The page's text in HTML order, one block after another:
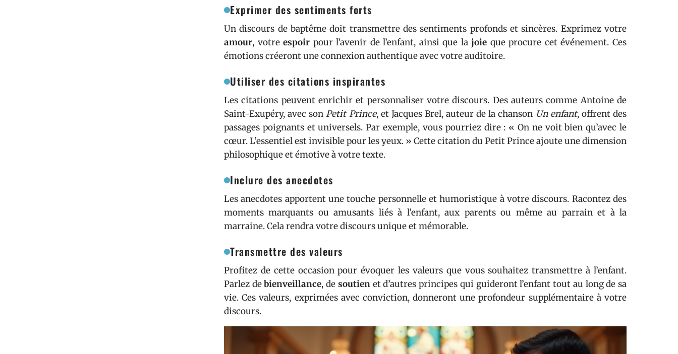
Exprimer des sentiments forts
Un discours de baptême doit transmettre des sentiments profonds et sincères. Exprimez votre
amour, votreespoir pour l’avenir de l’enfant, ainsi que lajoie que procure cet événement. Ces
émotions créeront une connexion authentique avec votre auditoire.
Utiliser des citations inspirantes
Les citations peuvent enrichir et personnaliser votre discours. Des auteurs comme Antoine de
Saint-Exupéry, avec sonPetit Prince, et Jacques Brel, auteur de la chanson Un enfant, offrent des
passages poignants et universels. Par exemple, vous pourriez dire : « On ne voit bien qu’avec le
cœur. L’essentiel est invisible pour les yeux. » Cette citation du Petit Prince ajoute une dimension
philosophique et émotive à votre texte.
Inclure des anecdotes
Les anecdotes apportent une touche personnelle et humoristique à votre discours. Racontez des
moments marquants ou amusants liés à l’enfant, aux parents ou même au parrain et à la
marraine. Cela rendra votre discours unique et mémorable.
Transmettre des valeurs
Profitez de cette occasion pour évoquer les valeurs que vous souhaitez transmettre à l’enfant.
Parlez debienveillance, de soutienet d’autres principes qui guideront l’enfant tout au long de sa
vie. Ces valeurs, exprimées avec conviction, donneront une profondeur supplémentaire à votre
discours.